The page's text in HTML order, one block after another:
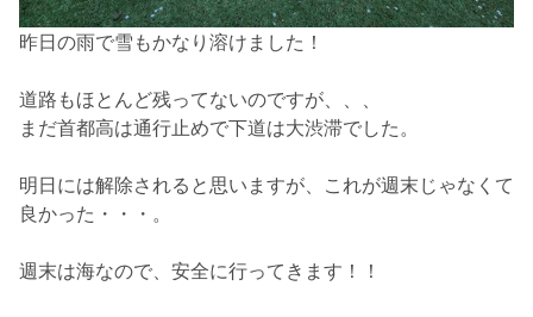
昨日の雨で雪もかなり溶けました！
道路もほとんど残ってないのですが、、、
まだ首都高は通行止めで下道は大渋滞でした。
明日には解除されると思いますが、これが週末じゃなくて
良かった・・・。
週末は海なので、安全に行ってきます！！